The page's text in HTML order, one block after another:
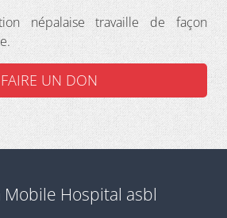
népalaise travaille de façon
FAIRE UN DON
Hospital asbl